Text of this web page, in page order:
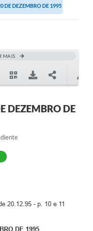
-
DE DEZEMBRO DE 1995
MAIS
DEZEMBRO DE
20.12.95 - p. 10 e 11
DE 1995